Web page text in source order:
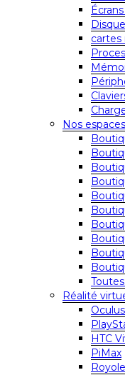
Écrans
cartes
Nos
Réalité
Oculus
HTC
PiMax
Royole